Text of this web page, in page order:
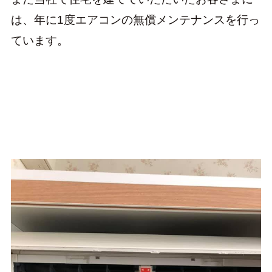
は、年に1度エアコンの無償メンテナンスを行っ
ています。